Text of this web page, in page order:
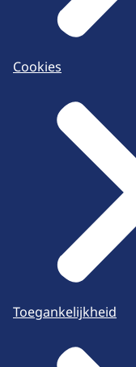
Cookies
Toegankelijkheid